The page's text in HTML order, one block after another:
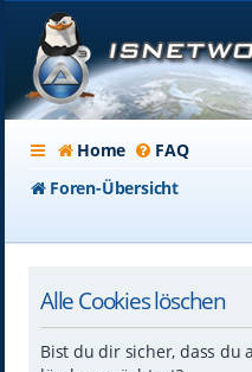
Home FAQ
Foren-Übersicht
Alle Cookies löschen
Bist du dir sicher, dass du